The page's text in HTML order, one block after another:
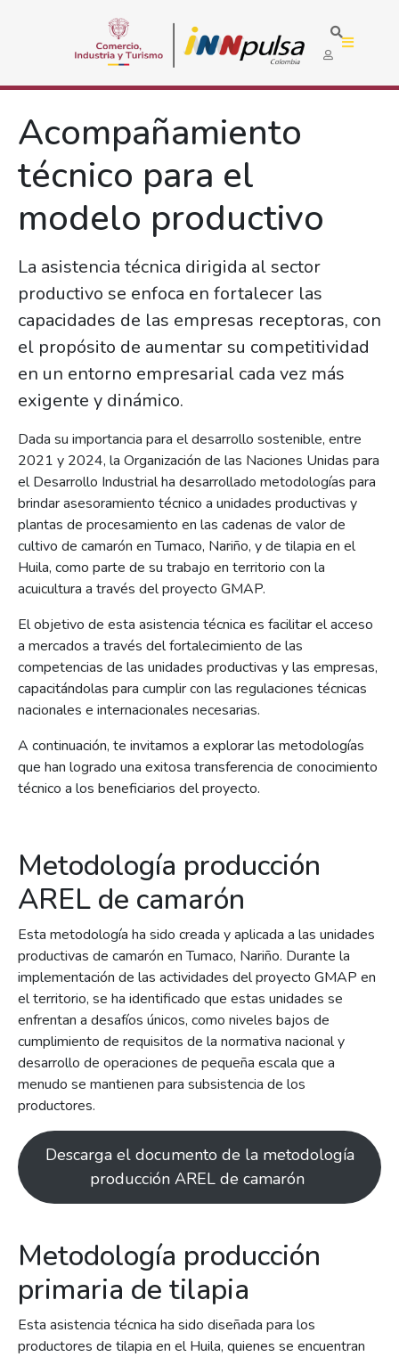
Acompañamiento
técnico para el
modelo productivo
La asistencia técnica dirigida al sector
productivo se enfoca en fortalecer las
capacidades de las empresas receptoras, con
el propósito de aumentar su competitividad
en un entorno empresarial cada vez más
exigente y dinámico.
Dada su importancia para el desarrollo sostenible, entre
2021 y 2024, la Organización de las Naciones Unidas para
el Desarrollo Industrial ha desarrollado metodologías para
brindar asesoramiento técnico a unidades productivas y
plantas de procesamiento en las cadenas de valor de
cultivo de camarón en Tumaco, Nariño, y de tilapia en el
Huila, como parte de su trabajo en territorio con la
acuicultura a través del proyecto GMAP.
El objetivo de esta asistencia técnica es facilitar el acceso
a mercados a través del fortalecimiento de las
competencias de las unidades productivas y las empresas,
capacitándolas para cumplir con las regulaciones técnicas
nacionales e internacionales necesarias.
A continuación, te invitamos a explorar las metodologías
que han logrado una exitosa transferencia de conocimiento
técnico a los beneficiarios del proyecto.
Metodología producción
AREL de camarón
Esta metodología ha sido creada y aplicada a las unidades
productivas de camarón en Tumaco, Nariño. Durante la
implementación de las actividades del proyecto GMAP en
el territorio, se ha identificado que estas unidades se
enfrentan a desafíos únicos, como niveles bajos de
cumplimiento de requisitos de la normativa nacional y
desarrollo de operaciones de pequeña escala que a
menudo se mantienen para subsistencia de los
productores.
Descarga el documento de la metodología
producción AREL de camarón
Metodología producción
primaria de tilapia
Esta asistencia técnica ha sido diseñada para los
productores de tilapia en el Huila, quienes se encuentran